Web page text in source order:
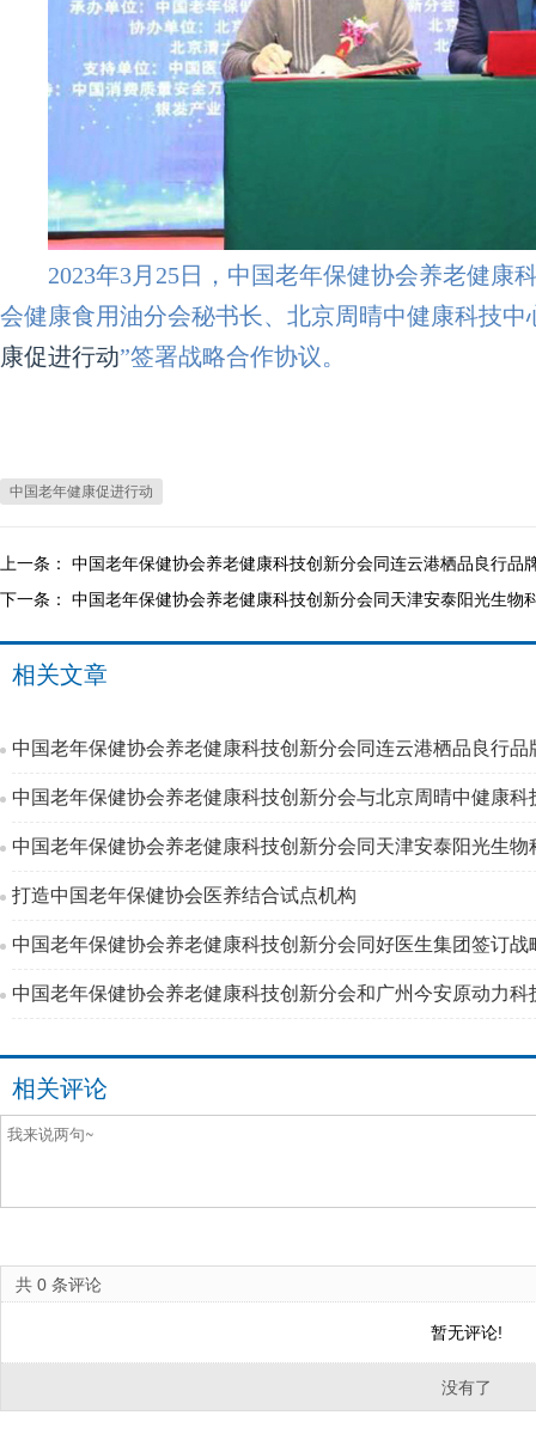
2023年3月25日，中国老年保健协会养老健康
会健康食用油分会秘书长、北京周晴中健康科技中
康促进行动”签署战略合作协议。
中国老年健康促进行动
上一条： 中国老年保健协会养老健康科技创新分会同连云港栖品良行品
下一条： 中国老年保健协会养老健康科技创新分会同天津安泰阳光生物
相关文章
中国老年保健协会养老健康科技创新分会与北京周晴中健康
中国老年保健协会养老健康科技创新分会同天津安泰阳光生
打造中国老年保健协会医养结合试点机构
中国老年保健协会养老健康科技创新分会同好医生集团签订战
中国老年保健协会养老健康科技创新分会和广州今安原动力
相关评论
共 0 条评论
暂无评论!
没有了